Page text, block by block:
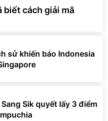
biết cách giải mã
sử khiến báo Indonesia
Sang Sik quyết lấy 3 điểm